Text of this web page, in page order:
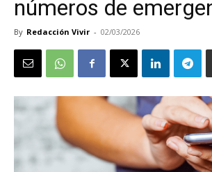
números de
By Redacción Vivir - 02/03/2026